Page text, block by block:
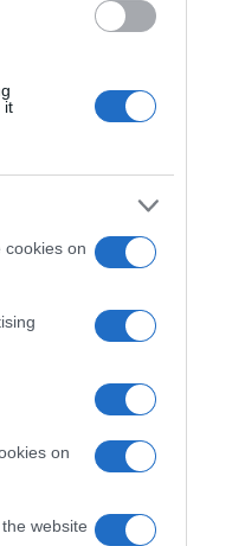
it
cookies on
on
website